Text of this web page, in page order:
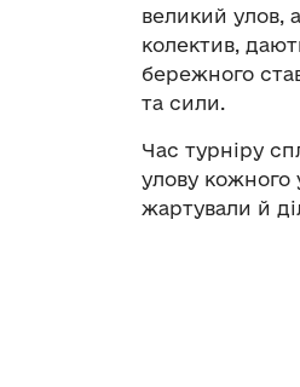
великий улов,
колектив,
бережного
та сили.
Час турніру
улову кожного
жартували й